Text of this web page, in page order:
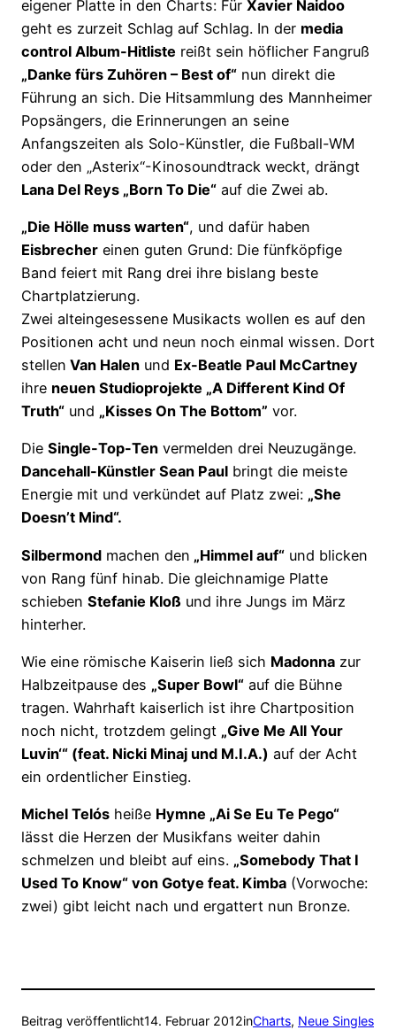
eigener Platte in den Charts: Für Xavier Naidoo
geht es zurzeit Schlag auf Schlag. In der media
control Album-Hitliste reißt sein höflicher Fangruß
„Danke fürs Zuhören – Best of“ nun direkt die
Führung an sich. Die Hitsammlung des Mannheimer
Popsängers, die Erinnerungen an seine
Anfangszeiten als Solo-Künstler, die Fußball-WM
oder den „Asterix“-Kinosoundtrack weckt, drängt
Lana Del Reys „Born To Die“ auf die Zwei ab.
„Die Hölle muss warten“, und dafür haben
Eisbrecher einen guten Grund: Die fünfköpfige
Band feiert mit Rang drei ihre bislang beste
Chartplatzierung.
Zwei alteingesessene Musikacts wollen es auf den
Positionen acht und neun noch einmal wissen. Dort
stellen Van Halen und Ex-Beatle Paul McCartney
ihre neuen Studioprojekte „A Different Kind Of
Truth“ und „Kisses On The Bottom” vor.
Die Single-Top-Ten vermelden drei Neuzugänge.
Dancehall-Künstler Sean Paul bringt die meiste
Energie mit und verkündet auf Platz zwei: „She
Doesn’t Mind“.
Silbermond machen den „Himmel auf“ und blicken
von Rang fünf hinab. Die gleichnamige Platte
schieben Stefanie Kloß und ihre Jungs im März
hinterher.
Wie eine römische Kaiserin ließ sich Madonna zur
Halbzeitpause des „Super Bowl“ auf die Bühne
tragen. Wahrhaft kaiserlich ist ihre Chartposition
noch nicht, trotzdem gelingt „Give Me All Your
Luvin‘“ (feat. Nicki Minaj und M.I.A.) auf der Acht
ein ordentlicher Einstieg.
Michel Telós heiße Hymne „Ai Se Eu Te Pego“
lässt die Herzen der Musikfans weiter dahin
schmelzen und bleibt auf eins. „Somebody That I
Used To Know“ von Gotye feat. Kimba (Vorwoche:
zwei) gibt leicht nach und ergattert nun Bronze.
Beitrag veröffentlicht14. Februar 2012inCharts, Neue Singles